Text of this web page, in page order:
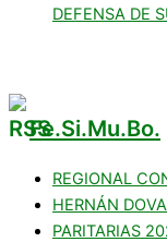
DEFENSA DE
Fe.Si.Mu.Bo.
REGIONAL
HERNÁN
PARITARIAS